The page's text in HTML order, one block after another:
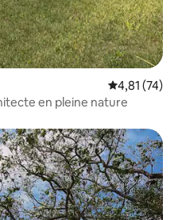
Évaluation
4,81 (74)
en pleine nature